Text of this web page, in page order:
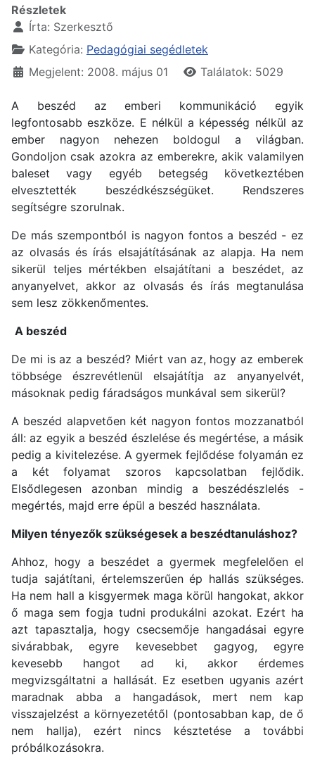
Részletek
Írta: Szerkesztő
Kategória: Pedagógiai segédletek
Megjelent: 2008. május 01
Találatok: 5029
A beszéd az emberi kommunikáció egyik
legfontosabb eszköze. E nélkül a képesség nélkül az
ember nagyon nehezen boldogul a világban.
Gondoljon csak azokra az emberekre, akik valamilyen
baleset vagy egyéb betegség következtében
elvesztették beszédkészségüket. Rendszeres
segítségre szorulnak.
De más szempontból is nagyon fontos a beszéd - ez
az olvasás és írás elsajátításának az alapja. Ha nem
sikerül teljes mértékben elsajátítani a beszédet, az
anyanyelvet, akkor az olvasás és írás megtanulása
sem lesz zökkenőmentes.
A beszéd
De mi is az a beszéd? Miért van az, hogy az emberek
többsége észrevétlenül elsajátítja az anyanyelvét,
másoknak pedig fáradságos munkával sem sikerül?
A beszéd alapvetően két nagyon fontos mozzanatból
áll: az egyik a beszéd észlelése és megértése, a másik
pedig a kivitelezése. A gyermek fejlődése folyamán ez
a két folyamat szoros kapcsolatban fejlődik.
Elsődlegesen azonban mindig a beszédészlelés -
megértés, majd erre épül a beszéd használata.
Milyen tényezők szükségesek a beszédtanuláshoz?
Ahhoz, hogy a beszédet a gyermek megfelelően el
tudja sajátítani, értelemszerűen ép hallás szükséges.
Ha nem hall a kisgyermek maga körül hangokat, akkor
ő maga sem fogja tudni produkálni azokat. Ezért ha
azt tapasztalja, hogy csecsemője hangadásai egyre
sivárabbak, egyre kevesebbet gagyog, egyre
kevesebb hangot ad ki, akkor érdemes
megvizsgáltatni a hallását. Ez esetben ugyanis azért
maradnak abba a hangadások, mert nem kap
visszajelzést a környezetétől (pontosabban kap, de ő
nem hallja), ezért nincs késztetése a további
próbálkozásokra.